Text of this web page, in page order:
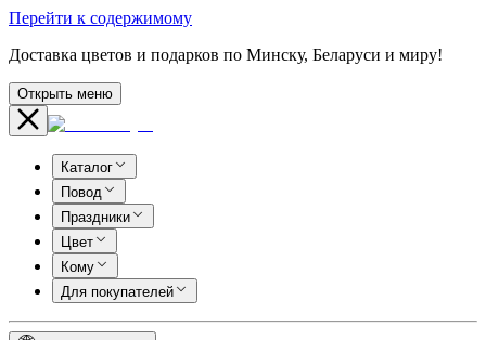
Перейти к содержимому
Доставка цветов и подарков по Минску, Беларуси и миру!
Открыть меню
Каталог
Повод
Праздники
Цвет
Кому
Для покупателей